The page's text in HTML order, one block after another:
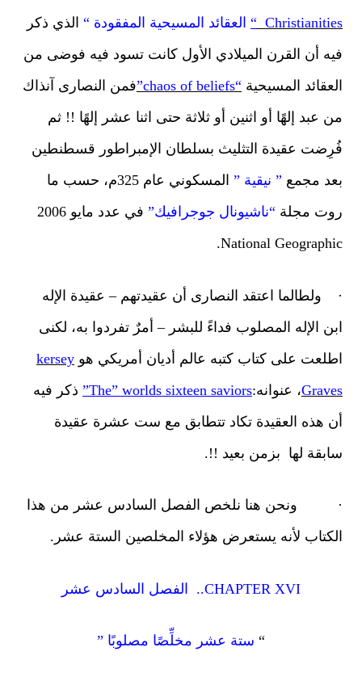
“العقائد المسيحية المفقودة “الذي ذكر
أن القرن الميلادي الأول كانت تسود فيه فوضى من
المسيحية“chaos of beliefs”
فمن النصارى آنذاك
عبد إلهًا أو اثنين أو ثلاثة حتى اثنا عشر إلهًا !! ثم
عقيدة التثليث بسلطان الإمبراطور قسطنطين
مجمع” نيقية ”
المسكوني عام 325م، حسب ما
مجلة“ناشيونال جوجرافيك”
في عدد مايو 2006
National
اعتقد النصارى أن عقيدتهم – عقيدة الإله
الإله المصلوب فداءً للبشر – أمرٌ تفردوا به، لكنى
على كتاب كتبه عالم أديان أمريكي هو kersey
، عنوانه:The” worlds sixteen saviors”
ذكر فيه
هذه العقيدة تكاد تتطابق مع ست عشرة عقيدة
لها بزمن بعيد !!.
ونحن هنا نلخص الفصل السادس عشر من هذا
لأنه يستعرض هؤلاء المخلصين الستة عشر.
CHAPTER XVI.. الفصل السادس عشر
ستة عشر مخلِّصًا مصلوبًا ”